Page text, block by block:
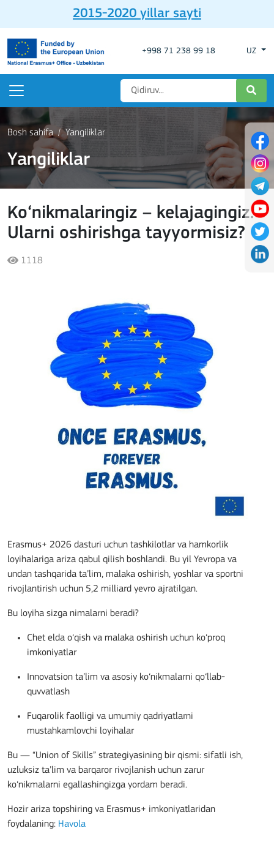
2015-2020 yillar sayti
+998 71 238 99 18 UZ
Bosh sahifa Yangiliklar
Yangiliklar
Ko‘nikmalaringiz – kelajagingiz.
Ularni oshirishga tayyormisiz?
1118
Erasmus+ 2026 dasturi uchun tashkilotlar va hamkorlik
loyihalariga ariza qabul qilish boshlandi. Bu yil Yevropa va
undan tashqarida ta’lim, malaka oshirish, yoshlar va sportni
rivojlantirish uchun 5,2 milliard yevro ajratilgan.
Bu loyiha sizga nimalarni beradi?
Chet elda o‘qish va malaka oshirish uchun ko‘proq
imkoniyatlar
Innovatsion ta’lim va asosiy ko‘nikmalarni qo‘llab-
quvvatlash
Fuqarolik faolligi va umumiy qadriyatlarni
mustahkamlovchi loyihalar
Bu — “Union of Skills” strategiyasining bir qismi: sifatli ish,
uzluksiz ta’lim va barqaror rivojlanish uchun zarur
ko‘nikmalarni egallashingizga yordam beradi.
Hozir ariza topshiring va Erasmus+ imkoniyatlaridan
foydalaning: Havola